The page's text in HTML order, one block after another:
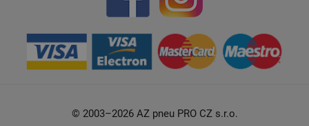
© 2003–2026 AZ pneu PRO CZ s.r.o.